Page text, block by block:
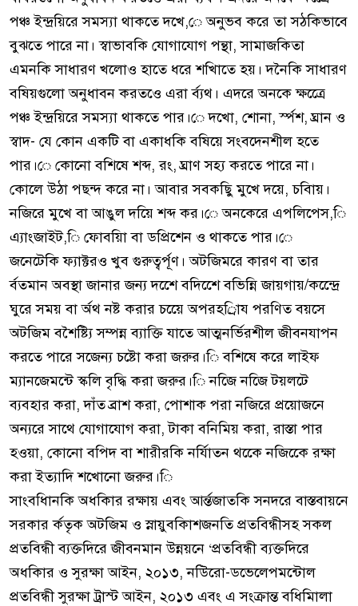
পঞ্চ ইন্দ্রয়িরে সমস্যা থাকতে দখে,ে অনুভব করে তা সঠকিভাবে
বুঝতে পারে না। স্বাভাবকি যোগাযোগ পন্থা, সামাজকিতা
এমনকি সাধারণ খলোও হাতে ধরে শখিাতে হয়। দনৈকি সাধারণ
বষিয়গুলো অনুধাবন করতওে এরা র্ব্যথ। এদরে অনকে ক্ষত্রেে
পঞ্চ ইন্দ্রয়িরে সমস্যা থাকতে পার।ে দখো, শোনা, র্স্পশ, ঘ্রান ও
স্বাদ- যে কোন একটি বা একাধকি বষিয়ে সংবদেনশীল হতে
পার।ে কোনো বশিষে শব্দ, রং, ঘ্রাণ সহ্য করতে পারে না।
কোলে উঠা পছন্দ করে না। আবার সবকছিু মুখে দয়ে, চবিায়।
নজিরে মুখে বা আঙুল দয়িে শব্দ কর।ে অনকেরে এপলিপেস,ি
এ্যাংজাইট,ি ফোবয়িা বা ডপ্রিশেন ও থাকতে পার।ে
জনেটেকি ফ্যাক্টরও খুব গুরুত্বর্পূণ। অটজিমরে কারণ বা তার
র্বতমান অবস্থা জানার জন্য দশেে বদিশেে বভিন্নি জায়গায়/কন্দ্রেে
ঘুরে সময় বা র্অথ নষ্ট করার চয়েে অপরহর্িায পরণিত বয়সে
অটজিম বশৈষ্ট্যি সম্পন্ন ব্যাক্তি যাতে আত্মনর্ভিরশীল জীবনযাপন
করতে পারে সজেন্য চষ্টো করা জরুর।ি বশিষে করে লাইফ
ম্যানজেমন্টে স্কলি বৃদ্ধি করা জরুর।ি নজিে নজিে টয়লটে
ব্যবহার করা, দাঁত ব্রাশ করা, পোশাক পরা নজিরে প্রয়োজনে
অন্যরে সাথে যোগাযোগ করা, টাকা বনিমিয় করা, রাস্তা পার
হওয়া, কোনো বপিদ বা শারীরকি নর্যিাতন থকেে নজিকেে রক্ষা
করা ইত্যাদি শখোনো জরুর।ি
সাংবধিানকি অধকিার রক্ষায় এবং আর্ন্তজাতকি সনদরে বাস্তবায়নে
সরকার র্কতৃক অটজিম ও স্নায়ুবকিাশজনতি প্রতবিন্ধীসহ সকল
প্রতবিন্ধী ব্যক্তদিরে জীবনমান উন্নয়নে ‘প্রতবিন্ধী ব্যক্তদিরে
অধকিার ও সুরক্ষা আইন, ২০১৩, নউিরো-ডভেলেপমন্টোল
প্রতবিন্ধী সুরক্ষা ট্রাস্ট আইন, ২০১৩ এবং এ সংক্রান্ত বধিমিালা